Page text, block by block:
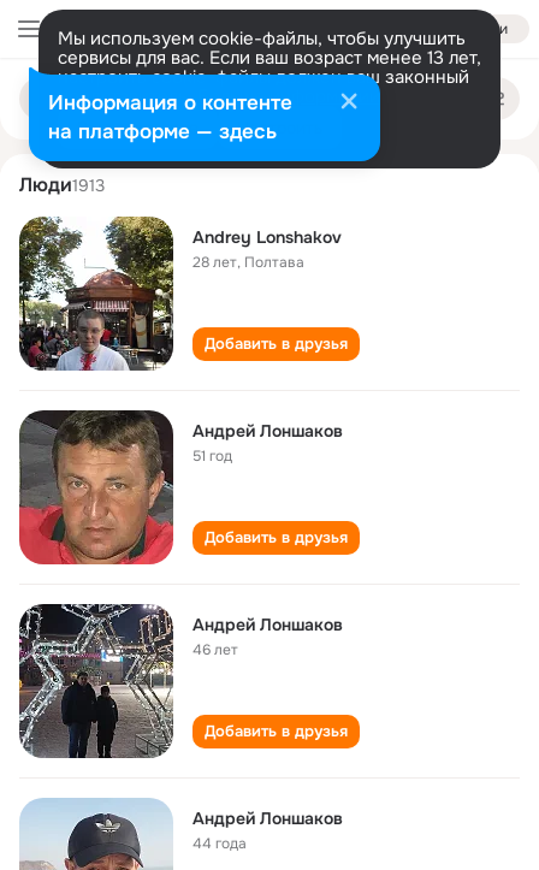
Войти
Мы используем cookie-файлы, чтобы улучшить
сервисы для вас. Если ваш возраст менее 13 лет,
настроить cookie-файлы должен ваш законный
представитель. Больше информации
Разрешить все Настроить
Поиск
людям
andrey lonshakov
Люди1913
Andrey Lonshakov
28 лет, Полтава
Добавить в друзья
Андрей Лоншаков
51 год
Добавить в друзья
Андрей Лоншаков
46 лет
Добавить в друзья
Андрей Лоншаков
44 года
Информация о контенте
на платформе — здесь